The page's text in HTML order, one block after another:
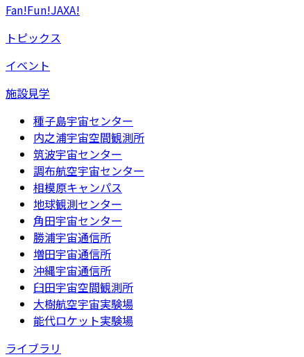
Fan!Fun!JAXA!
トピックス
イベント
施設見学
種子島宇宙センター
内之浦宇宙空間観測所
筑波宇宙センター
調布航空宇宙センター
相模原キャンパス
地球観測センター
角田宇宙センター
勝浦宇宙通信所
増田宇宙通信所
沖縄宇宙通信所
臼田宇宙空間観測所
大樹航空宇宙実験場
能代ロケット実験場
ライブラリ